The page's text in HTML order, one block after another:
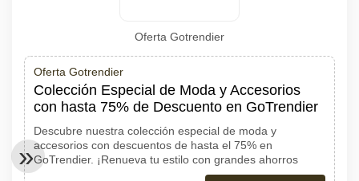
Oferta Gotrendier
Oferta Gotrendier
Colección Especial de Moda y Accesorios
con hasta 75% de Descuento en GoTrendier
Descubre nuestra colección especial de moda y
accesorios con descuentos de hasta el 75% en
GoTrendier. ¡Renueva tu estilo con grandes ahorros